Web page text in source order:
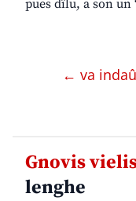
pues dîlu, a son un
← va
Gnovis
lenghe